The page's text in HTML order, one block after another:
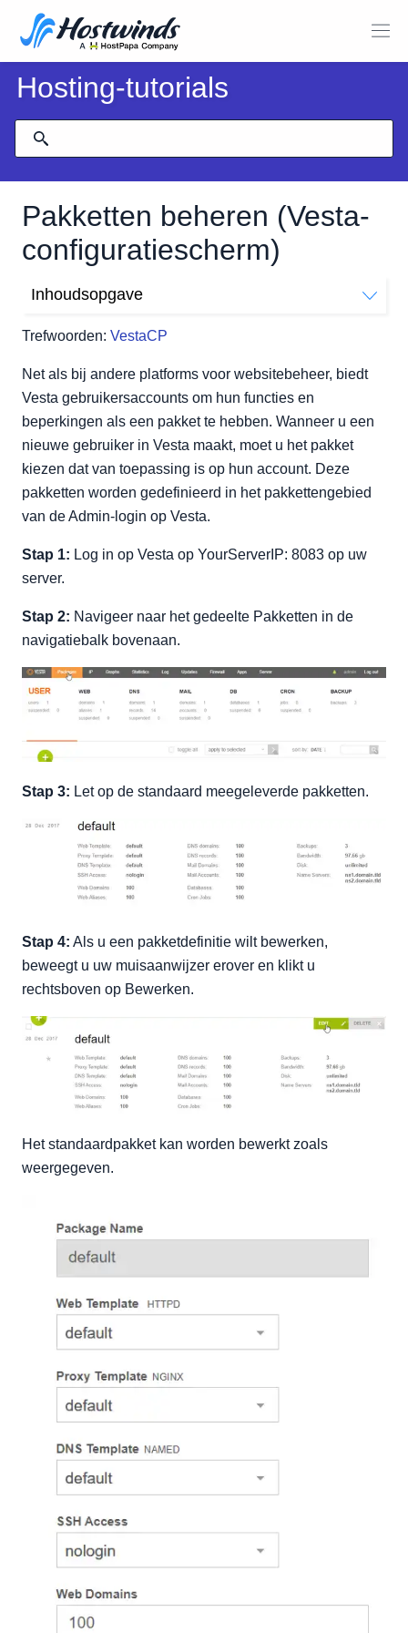
Hosting-tutorials
Pakketten beheren (Vesta-
configuratiescherm)
Trefwoorden: VestaCP
Inhoudsopgave
Proxy-sjabloon (nginx)
DNS-sjabloon (met naam)
Net als bij andere platforms voor websitebeheer, biedt
Vesta gebruikersaccounts om hun functies en
beperkingen als een pakket te hebben. Wanneer u een
nieuwe gebruiker in Vesta maakt, moet u het pakket
kiezen dat van toepassing is op hun account. Deze
pakketten worden gedefinieerd in het pakkettengebied
van de Admin-login op Vesta.
Stap 1: Log in op Vesta op YourServerIP: 8083 op uw
server.
Stap 2: Navigeer naar het gedeelte Pakketten in de
navigatiebalk bovenaan.
Stap 3: Let op de standaard meegeleverde pakketten.
Stap 4: Als u een pakketdefinitie wilt bewerken,
beweegt u uw muisaanwijzer erover en klikt u
rechtsboven op Bewerken.
Het standaardpakket kan worden bewerkt zoals
weergegeven.